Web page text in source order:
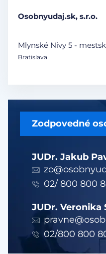
Zodpovedné
JUDr. Jakub
02/ 800 800
JUDr. Veronika
02/800 800
Osobnyudaj.sk, s.r.o.
Mlynské Nivy 5 -
Bratislava